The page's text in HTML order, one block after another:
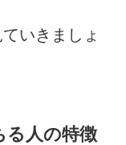
いきましょ
る人の特徴